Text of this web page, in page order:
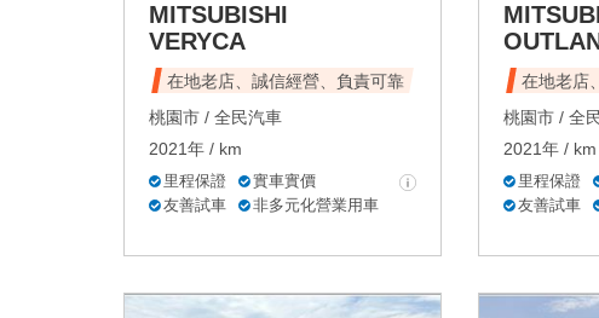
MITSUBISHI
VERYCA
在地老店、誠信經營、負責可靠
桃園市 / 全民汽車
2021年 / km
里程保證
實車實價
友善試車
非多元化營業用車
在地老店
桃園市 / 全
2021年 / km
里程保證
友善試車